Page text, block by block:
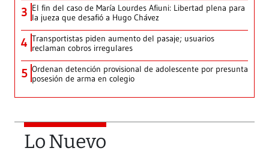
3 El fin del caso de María Lourdes Afiuni: Libertad plena para
la jueza que desafió a Hugo Chávez
4 Transportistas piden aumento del pasaje; usuarios
reclaman cobros irregulares
5 Ordenan detención provisional de adolescente por presunta
posesión de arma en colegio
Lo Nuevo